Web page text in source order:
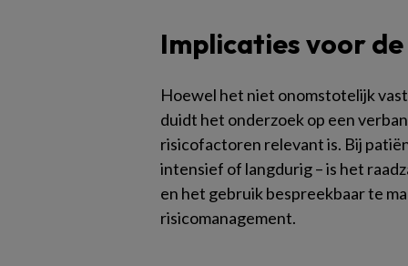
Implicaties voor
Hoewel het niet onomstotelijk
duidt het onderzoek op een
risicofactoren relevant is. Bij
intensief of langdurig – is het
en het gebruik bespreekbaar te
risicomanagement.